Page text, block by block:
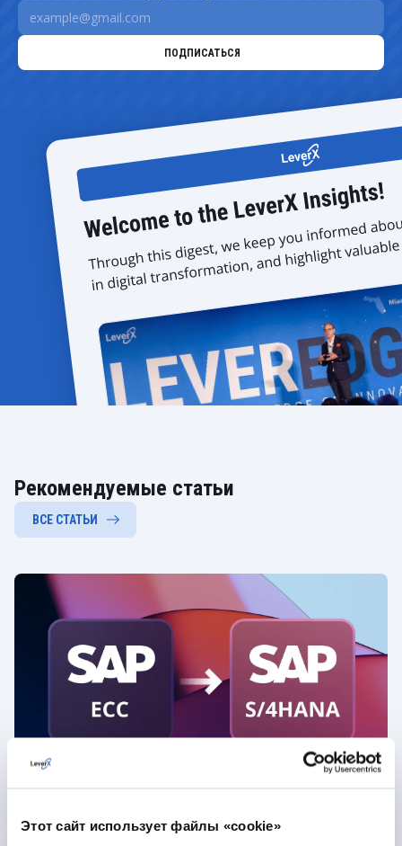
Этот сайт использует файлы «cookie»
Рекомендуемые статьи
ВСЕ СТАТЬИ
июн. 26, 2025